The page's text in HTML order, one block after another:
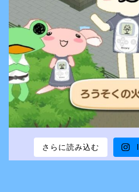
さらに読み込む